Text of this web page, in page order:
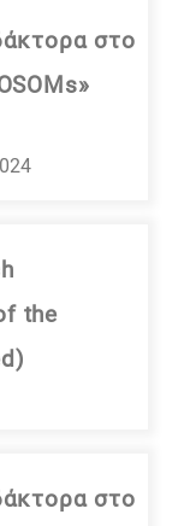
στο
the
στο